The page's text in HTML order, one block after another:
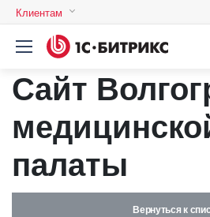
Клиентам
Логин
Сайт
палаты
Вернуться к